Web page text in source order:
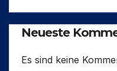
Neueste
Es sind keine